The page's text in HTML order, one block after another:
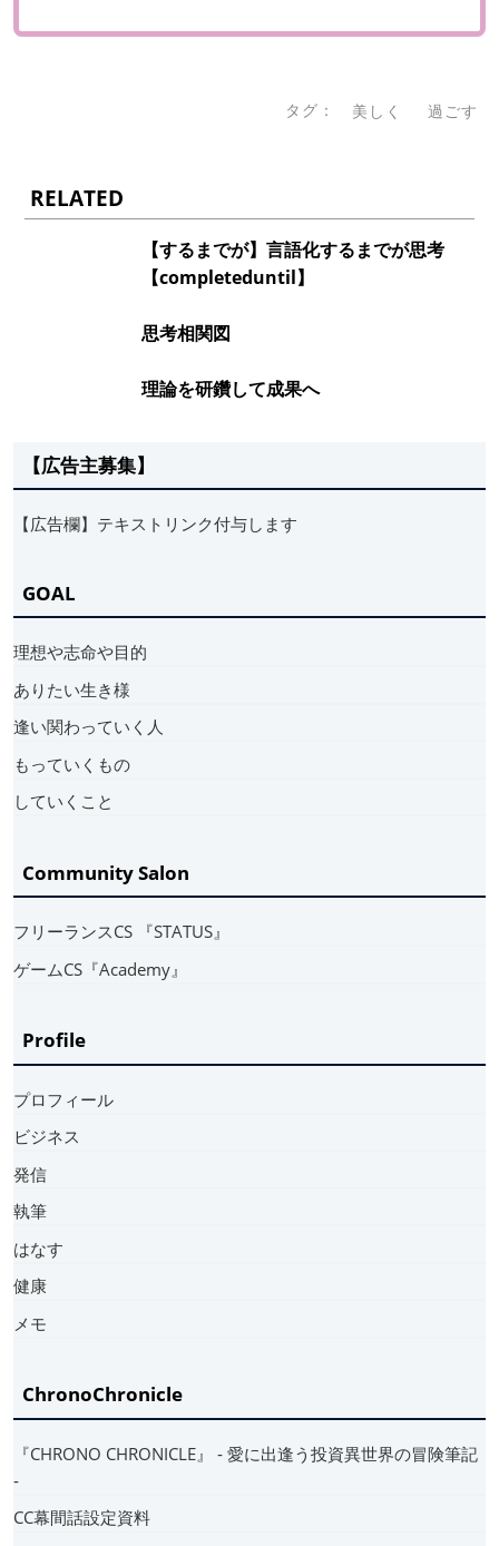
タグ： 美しく 過ごす
RELATED
【するまでが】言語化するまでが思考
【completeduntil】
思考相関図
理論を研鑽して成果へ
【広告主募集】
【広告欄】テキストリンク付与します
GOAL
理想や志命や目的
ありたい生き様
逢い関わっていく人
もっていくもの
していくこと
Community Salon
フリーランスCS 『STATUS』
ゲームCS『Academy』
Profile
プロフィール
ビジネス
発信
執筆
はなす
健康
メモ
ChronoChronicle
『CHRONO CHRONICLE』 ‐ 愛に出逢う投資異世界の冒険筆記
‐
CC幕間話設定資料